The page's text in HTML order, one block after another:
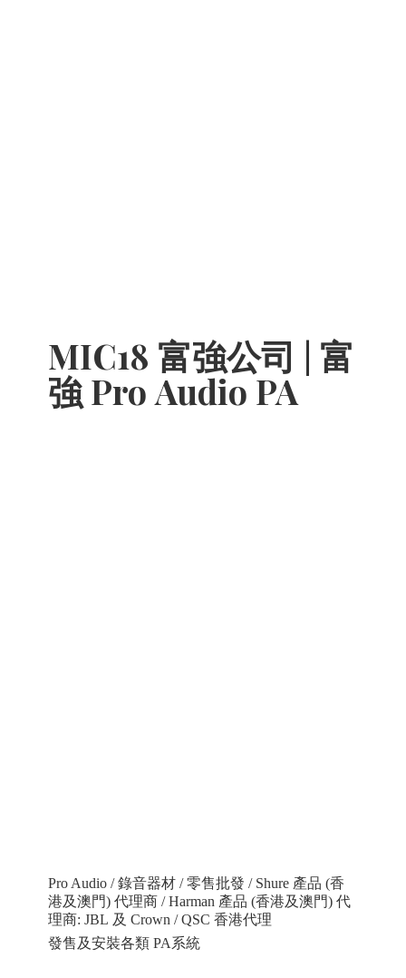
MIC18 富強公司 | 富
強 Pro Audio PA
Pro Audio / 錄音器材 / 零售批發 / Shure 產品 (香
港及澳門) 代理商 / Harman 產品 (香港及澳門) 代
理商: JBL 及 Crown / QSC 香港代理
發售及安裝各類 PA系統